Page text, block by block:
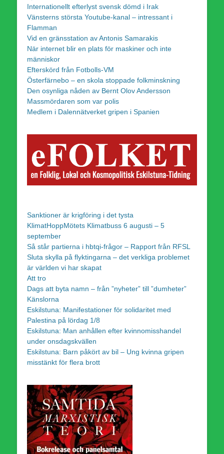
Internationellt efterlyst svensk dömd i Irak
Vänsterns största Youtube-kanal – intressant i
Flamman
Vid en gränsstation av Antonis Samarakis
När internet blir en plats för maskiner och inte
människor
Efterskörd från Fotbolls-VM
Österfärnebo – en skola stoppade folkminskning
Den osynliga nåden av Bernt Olov Andersson
Massmördaren som var polis
Medlem i Dalennätverket gripen i Spanien
Sanktioner är krigföring i det tysta
KlimatHoppMötets Klimatbuss 6 augusti – 5
september
Så står partierna i hbtqi-frågor – Rapport från RFSL
Sluta skylla på flyktingarna – det verkliga problemet
är världen vi har skapat
Att tro
Dags att byta namn – från ”nyheter” till ”dumheter”
Känslorna
Eskilstuna: Manifestationer för solidaritet med
Palestina på lördag 1/8
Eskilstuna: Man anhållen efter kvinnomisshandel
under onsdagskvällen
Eskilstuna: Barn påkört av bil – Ung kvinna gripen
misstänkt för flera brott